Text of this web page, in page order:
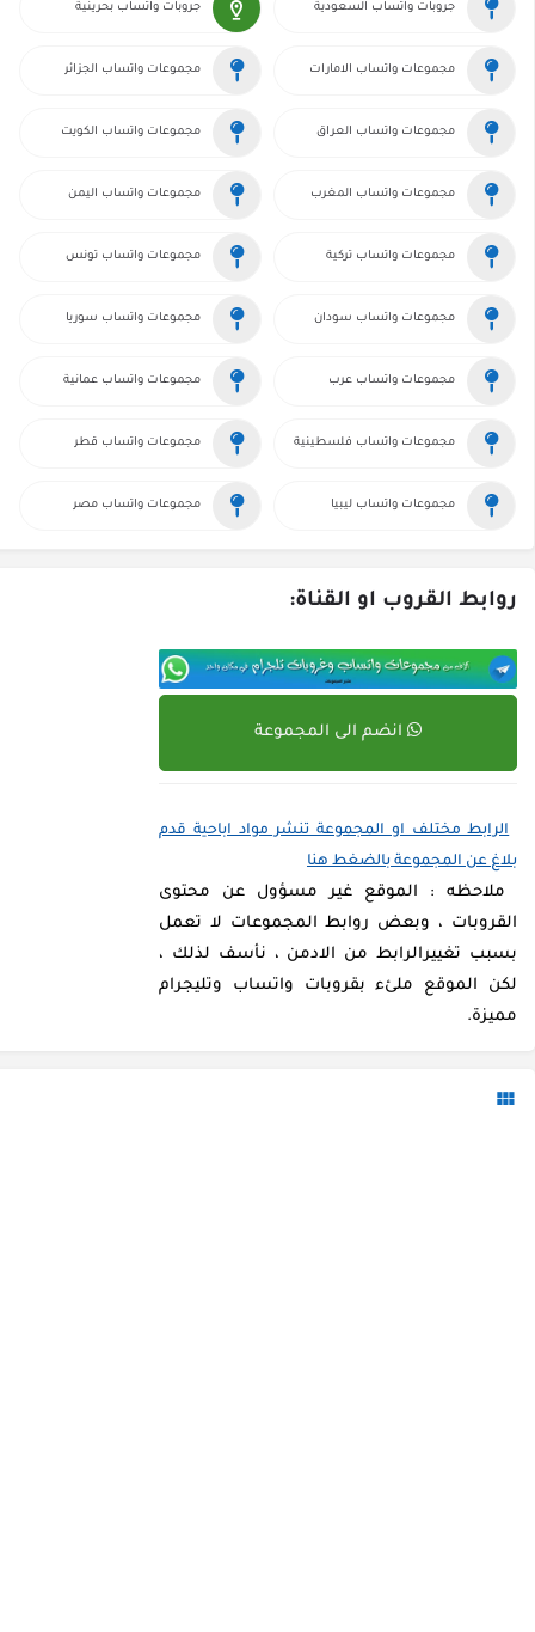
جروبات واتساب السعودية جروبات واتساب بحرينية
مجموعات واتساب الامارات مجموعات واتساب الجزائر
مجموعات واتساب العراق مجموعات واتساب الكويت
مجموعات واتساب المغرب مجموعات واتساب اليمن
مجموعات واتساب تركية مجموعات واتساب تونس
مجموعات واتساب سودان مجموعات واتساب سوريا
مجموعات واتساب عرب مجموعات واتساب عمانية
مجموعات واتساب فلسطينية مجموعات واتساب قطر
مجموعات واتساب ليبيا مجموعات واتساب مصر
روابط القروب او القناة:
انضم الى المجموعة
الرابط مختلف او المجموعة تنشر مواد اباحية قدم
بلاغ عن المجموعة بالضغط هنا
ملاحظه : الموقع غير مسؤول عن محتوى
القروبات ، وبعض روابط المجموعات لا تعمل
بسبب تغييرالرابط من الادمن ، نأسف لذلك ،
لكن الموقع ملئء بقروبات واتساب وتليجرام
مميزة.